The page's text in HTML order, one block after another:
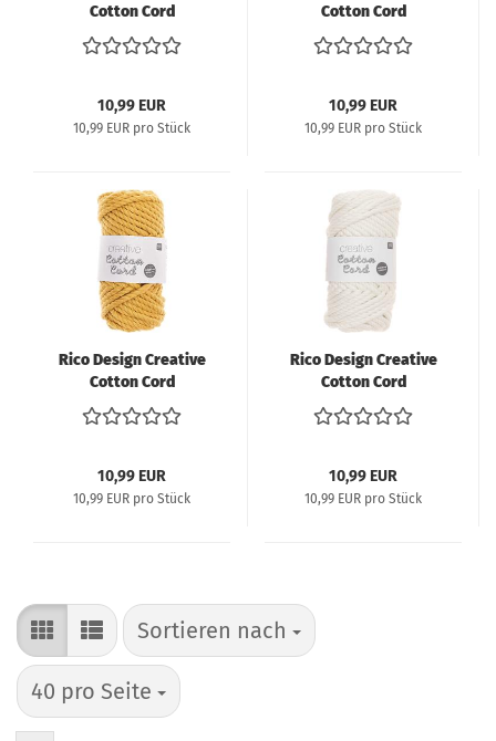
Cotton Cord
Makramee-Garn 130g
25m - puder
10,99 EUR
10,99 EUR pro Stück
Cotton Cord
Makramee-Garn 130g
25m - rosa
10,99 EUR
10,99 EUR pro Stück
Rico Design Creative
Cotton Cord
Makramee-Garn 130g
25m - senf
10,99 EUR
10,99 EUR pro Stück
Rico Design Creative
Cotton Cord
Makramee-Garn 130g
25m - creme
10,99 EUR
10,99 EUR pro Stück
Sortieren nach
Sortieren nach
40 pro Seite
pro Seite